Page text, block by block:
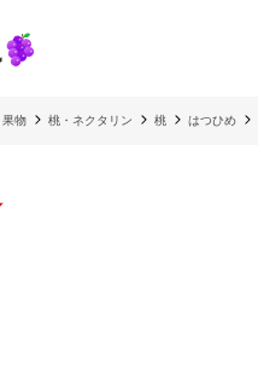
果物 桃・ネクタリン 桃 はつひめ